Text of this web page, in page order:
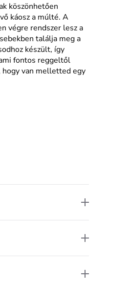
köszönhetően
káosz a múlté. A
végre rendszer lesz a
találja meg a
készült, így
fontos reggeltől
hogy van melletted egy